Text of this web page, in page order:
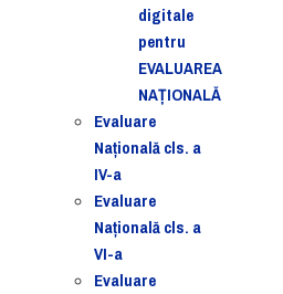
digitale
pentru
EVALUAREA
NAȚIONALĂ
Evaluare
Naţională cls. a
IV-a
Evaluare
Naţională cls. a
VI-a
Evaluare